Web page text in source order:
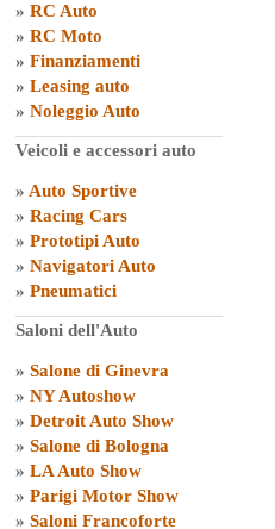
» RC Auto
» RC Moto
» Finanziamenti
» Leasing auto
» Noleggio Auto
Veicoli e accessori auto
» Auto Sportive
» Racing Cars
» Prototipi Auto
» Navigatori Auto
» Pneumatici
Saloni dell'Auto
» Salone di Ginevra
» NY Autoshow
» Detroit Auto Show
» Salone di Bologna
» LA Auto Show
» Parigi Motor Show
» Saloni Francoforte